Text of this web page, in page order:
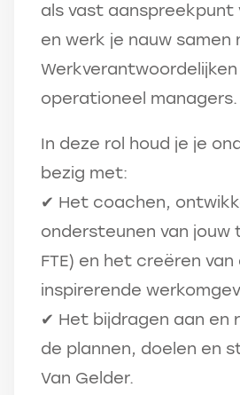
als vast aanspreekpunt
en werk je nauw samen
operationeel managers.
In deze rol houd je je
bezig met:
✔ Het coachen,
ondersteunen van jouw
FTE) en het creëren van
inspirerende
✔ Het bijdragen aan en
de plannen, doelen en
Van Gelder.